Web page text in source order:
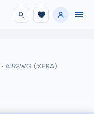
· A193WG (XFRA)